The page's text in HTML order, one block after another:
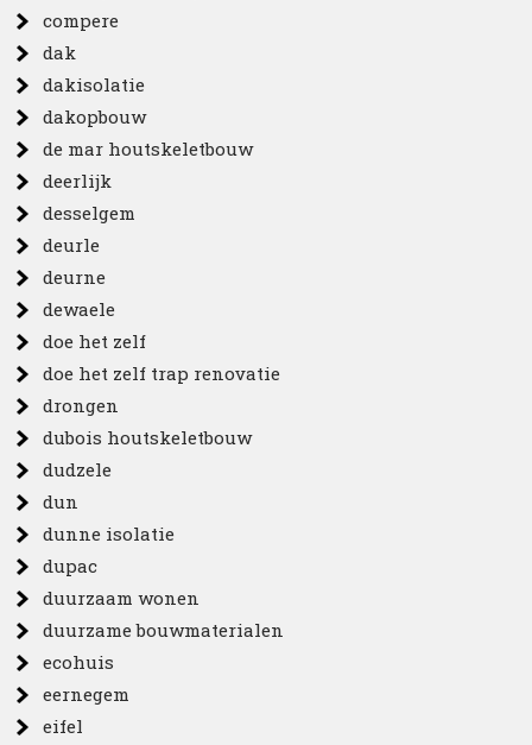
compere
dak
dakisolatie
dakopbouw
de mar houtskeletbouw
deerlijk
desselgem
deurle
deurne
dewaele
doe het zelf
doe het zelf trap renovatie
drongen
dubois houtskeletbouw
dudzele
dun
dunne isolatie
dupac
duurzaam wonen
duurzame bouwmaterialen
ecohuis
eernegem
eifel